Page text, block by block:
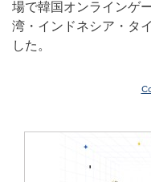
場で韓国オンラインゲ
湾・インドネシア・タ
した。